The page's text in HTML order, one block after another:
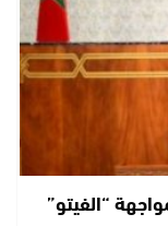
“الفيتو”